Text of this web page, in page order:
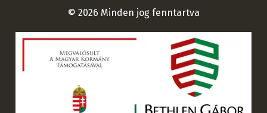
© 2026 Minden jog fenntartva